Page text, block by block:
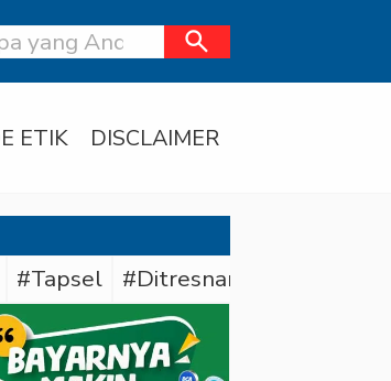
search
ETIK DISCLAIMER
#Tapsel #Ditresnarkoba Polda